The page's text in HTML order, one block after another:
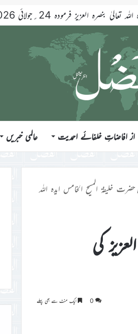
العزیز فرمودہ 24؍جولائی 2026ء
از افاضاتِ خلفائے احمدیت عالمی خبریں
حضرت خلیفۃ المسیح الخامس ایدہ اللہ
کی
0 ایک منٹ سے بھی پہلے